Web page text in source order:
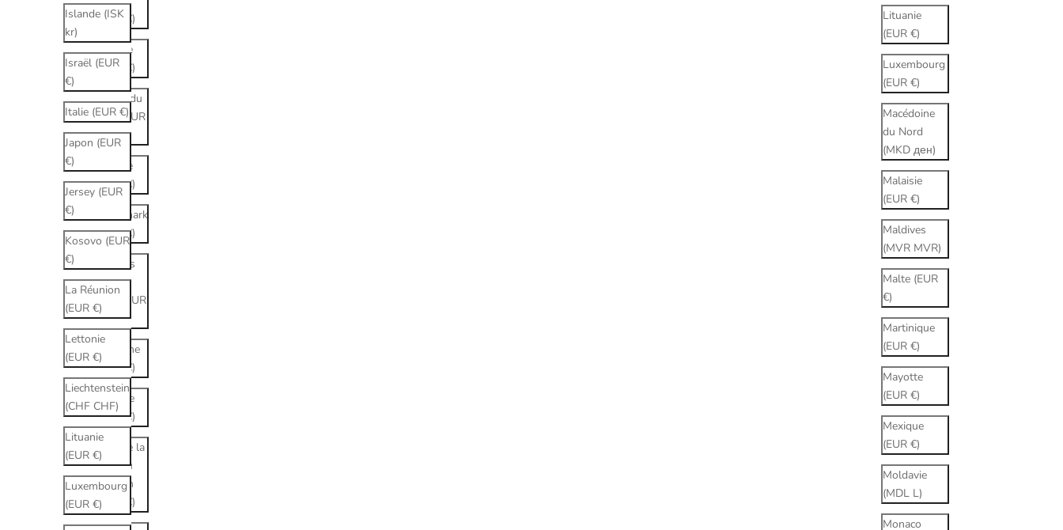
Lituanie
(EUR €)
Luxembourg
(EUR €)
Macédoine
du Nord
(MKD ден)
Malaisie
(EUR €)
Maldives
(MVR MVR)
Malte (EUR
€)
Martinique
(EUR €)
Mayotte
(EUR €)
Mexique
(EUR €)
Moldavie
(MDL L)
Monaco
Islande (ISK
kr)
Israël (EUR
€)
Italie (EUR €)
Japon (EUR
€)
Jersey (EUR
€)
Kosovo (EUR
€)
La Réunion
(EUR €)
Lettonie
(EUR €)
Liechtenstein
(CHF CHF)
Lituanie
(EUR €)
Luxembourg
(EUR €)
(EUR €)
Chypre
(EUR €)
Corée du
Sud (EUR
€)
Croatie
(EUR €)
Danemark
(EUR €)
Émirats
arabes
unis (EUR
€)
Espagne
(EUR €)
Estonie
(EUR €)
État de la
Cité du
Vatican
(EUR €)